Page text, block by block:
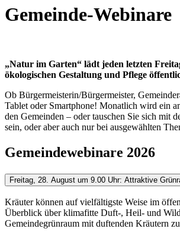
Gemeinde-Webinare
„Natur im Garten“ lädt jeden letzten
ökologischen Gestaltung und Pflege
Ob Bürgermeisterin/Bürgermeister,
Tablet oder Smartphone! Monatlich wird ein
den Gemeinden – oder tauschen Sie sich mit
sein, oder aber auch nur bei ausgewählten
Gemeindewebinare 2026
Freitag, 28. August um 9.00 Uhr: Attraktive
Kräuter können auf vielfältigste Weise im
Überblick über klimafitte Duft-, Heil- und
Gemeindegrünraum mit duftenden Kräutern